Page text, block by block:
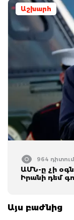
Աշխարհ
964 դիտում
ԱՄՆ-ը չի
Իրանի դեմ
Այս բաժնից